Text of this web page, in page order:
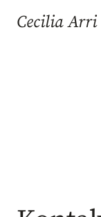
InhaltCecilia Arri